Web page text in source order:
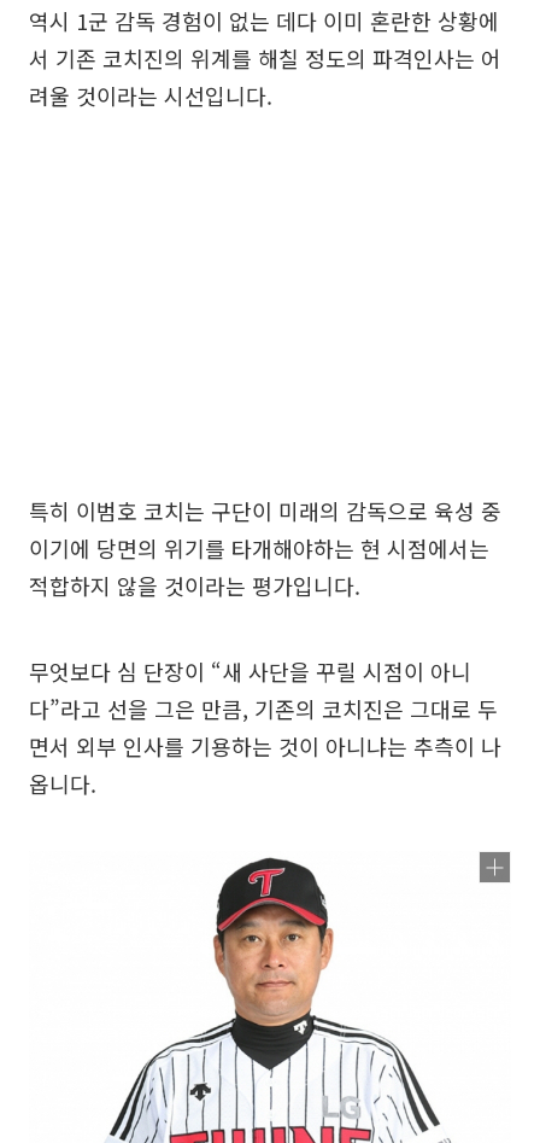
역시 1군 감독 경험이 없는 데다 이미 혼란한 상황에
서 기존 코치진의 위계를 해칠 정도의 파격인사는 어
려울 것이라는 시선입니다.
특히 이범호 코치는 구단이 미래의 감독으로 육성 중
이기에 당면의 위기를 타개해야하는 현 시점에서는
적합하지 않을 것이라는 평가입니다.
무엇보다 심 단장이 “새 사단을 꾸릴 시점이 아니
다”라고 선을 그은 만큼, 기존의 코치진은 그대로 두
면서 외부 인사를 기용하는 것이 아니냐는 추측이 나
옵니다.